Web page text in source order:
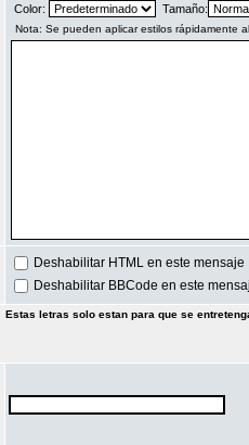
Color: Tamaño:
Deshabilitar HTML en este mensaje
Deshabilitar BBCode en este
Estas letras solo estan para que se